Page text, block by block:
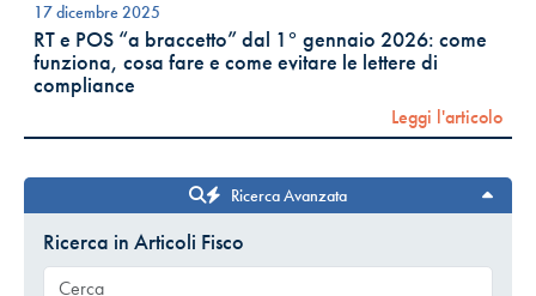
17 dicembre 2025
RT e POS “a braccetto” dal 1° gennaio 2026: come
funziona, cosa fare e come evitare le lettere di
compliance
Leggi l'articolo
Ricerca Avanzata
Ricerca in Articoli Fisco